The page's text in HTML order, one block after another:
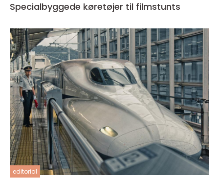
Specialbyggede køretøjer til filmstunts
editorial